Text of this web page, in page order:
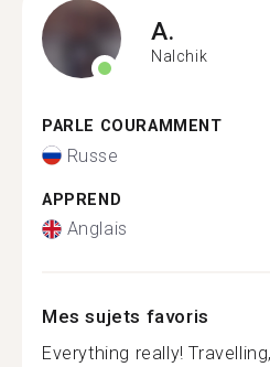
A.
Nalchik
PARLE COURAMMENT
Russe
APPREND
Anglais
Mes sujets favoris
Everything really!